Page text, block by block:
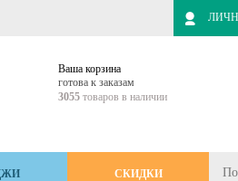
Ваша корзина
готова к заказам
3055 товаров в наличии
СКИДКИ